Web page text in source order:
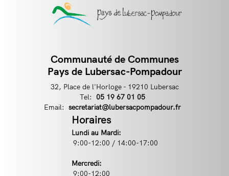
Contact
Communauté de Communes
Pays de Lubersac-Pompadour
32, Place de l'Horloge - 19210 Lubersac
Tel:
Téléphone
05 19 67 01 05
Email: Email
secretariat@lubersacpompadour.fr
Horaires
Lundi au Mardi:
9:00-12:00 / 14:00-17:00
Mercredi:
9:00-12:00